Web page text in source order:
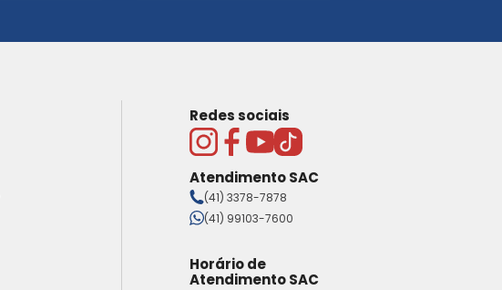
Redes sociais
Atendimento SAC
(41) 3378-7878
(41) 99103-7600
Horário de
Atendimento SAC